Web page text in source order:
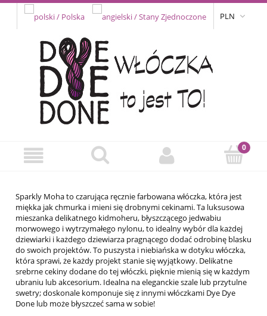
PLN
Sparkly Moha to czarująca ręcznie farbowana włóczka, która jest
miękka jak chmurka i mieni się drobnymi cekinami. Ta luksusowa
mieszanka delikatnego kidmoheru, błyszczącego jedwabiu
morwowego i wytrzymałego nylonu, to idealny wybór dla każdej
dziewiarki i każdego dziewiarza pragnącego dodać odrobinę blasku
do swoich projektów. To puszysta i niebiańska w dotyku włóczka,
która sprawi, że każdy projekt stanie się wyjątkowy. Delikatne
srebrne cekiny dodane do tej włóczki, pięknie mienią się w każdym
ubraniu lub akcesorium. Idealna na eleganckie szale lub przytulne
swetry; doskonale komponuje się z innymi włóczkami Dye Dye
Done lub może błyszczeć sama w sobie!